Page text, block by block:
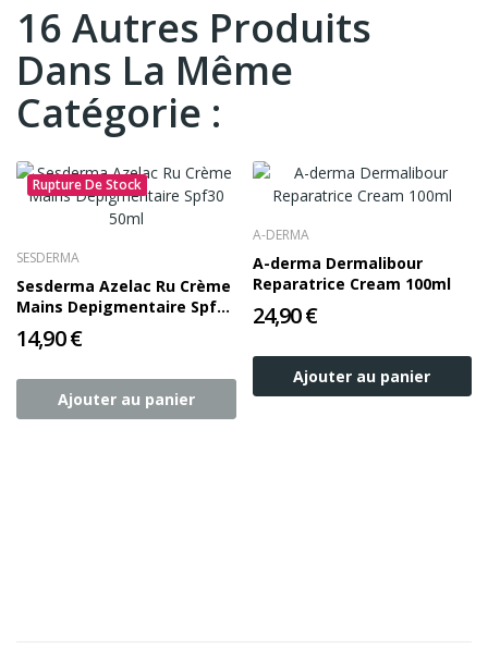
16 Autres Produits
Dans La Même
Catégorie :
Rupture De Stock
SESDERMA
Sesderma Azelac Ru Crème
Mains Depigmentaire Spf30
50ml
14,90 €
Ajouter au panier
A-DERMA
A-derma Dermalibour
Reparatrice Cream 100ml
24,90 €
Ajouter au panier